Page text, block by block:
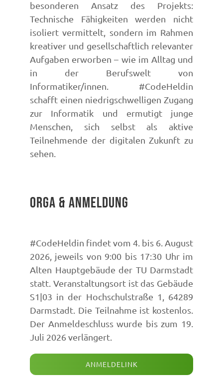
besonderen Ansatz des Projekts:
Technische Fähigkeiten werden nicht
isoliert vermittelt, sondern im Rahmen
kreativer und gesellschaftlich relevanter
Aufgaben erworben – wie im Alltag und
in der Berufswelt von
Informatiker/innen. #CodeHeldin
schafft einen niedrigschwelligen Zugang
zur Informatik und ermutigt junge
Menschen, sich selbst als aktive
Teilnehmende der digitalen Zukunft zu
sehen.
Orga & Anmeldung
#CodeHeldin findet vom 4. bis 6. August
2026, jeweils von 9:00 bis 17:30 Uhr im
Alten Hauptgebäude der TU Darmstadt
statt. Veranstaltungsort ist das Gebäude
S1|03 in der Hochschulstraße 1, 64289
Darmstadt. Die Teilnahme ist kostenlos.
Der Anmeldeschluss wurde bis zum 19.
Juli 2026 verlängert.
ANMELDELINK